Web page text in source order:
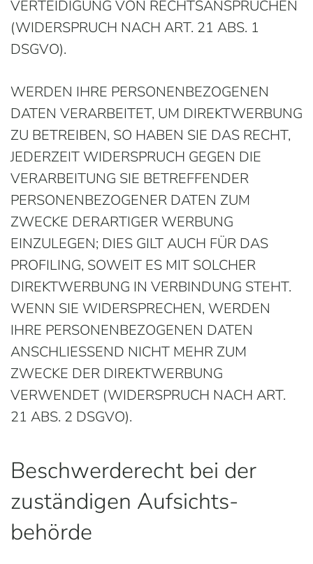
VERTEIDIGUNG VON RECHTSANSPRÜCHEN
(WIDERSPRUCH NACH ART. 21 ABS. 1
DSGVO).
WERDEN IHRE PERSONENBEZOGENEN
DATEN VERARBEITET, UM DIREKTWERBUNG
ZU BETREIBEN, SO HABEN SIE DAS RECHT,
JEDERZEIT WIDERSPRUCH GEGEN DIE
VERARBEITUNG SIE BETREFFENDER
PERSONENBEZOGENER DATEN ZUM
ZWECKE DERARTIGER WERBUNG
EINZULEGEN; DIES GILT AUCH FÜR DAS
PROFILING, SOWEIT ES MIT SOLCHER
DIREKTWERBUNG IN VERBINDUNG STEHT.
WENN SIE WIDERSPRECHEN, WERDEN
IHRE PERSONENBEZOGENEN DATEN
ANSCHLIESSEND NICHT MEHR ZUM
ZWECKE DER DIREKTWERBUNG
VERWENDET (WIDERSPRUCH NACH ART.
21 ABS. 2 DSGVO).
Beschwerde­recht bei der
zuständigen Aufsichts­
behörde